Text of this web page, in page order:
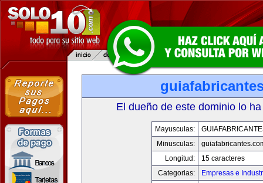
El dueño de este dominio lo
Mayusculas:
Minusculas:
Longitud:
15 caracteres
Categorias:
Empresas e